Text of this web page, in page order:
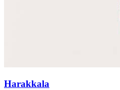
Harakkala